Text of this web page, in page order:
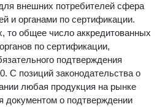
внешних потребителей сфера
и органами по сертификации.
то общее число аккредитованных
по сертификации,
подтверждения
С позиций законодательства о
любая продукция на рынке
документом о подтверждении